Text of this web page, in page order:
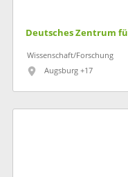
Wissenschaft/Forschung
Augsburg +17